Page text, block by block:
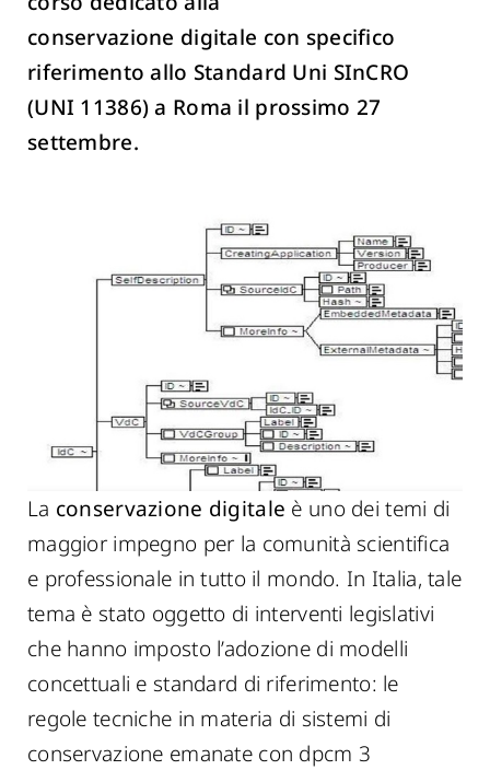
conservazione digitale con specifico
riferimento allo Standard Uni SInCRO
(UNI 11386) a Roma il prossimo 27
settembre.
La conservazione digitale è uno dei temi di
maggior impegno per la comunità scientifica
e professionale in tutto il mondo. In Italia, tale
tema è stato oggetto di interventi legislativi
che hanno imposto l’adozione di modelli
concettuali e standard di riferimento: le
regole tecniche in materia di sistemi di
conservazione emanate con dpcm 3